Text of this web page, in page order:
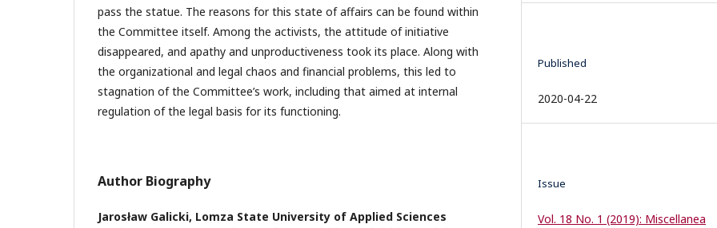
pass the statue. The reasons for this state of affairs can be found within
the Committee itself. Among the activists, the attitude of initiative
disappeared, and apathy and unproductiveness took its place. Along with
the organizational and legal chaos and financial problems, this led to
stagnation of the Committee’s work, including that aimed at internal
regulation of the legal basis for its functioning.
Author Biography
Jarosław Galicki, Lomza State University of Applied Sciences
Published
2020-04-22
Issue
Vol. 18 No. 1 (2019): Miscellanea